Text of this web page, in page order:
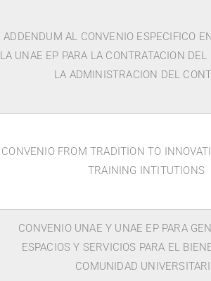
ADDENDUM AL CONVENIO ESPECIFICO
LA UNAE EP PARA LA CONTRATACION DEL
LA ADMINISTRACION DEL
CONVENIO FROM TRADITION TO
TRAINING INTITUTIONS
CONVENIO UNAE Y UNAE EP PARA
ESPACIOS Y SERVICIOS PARA EL
COMUNIDAD